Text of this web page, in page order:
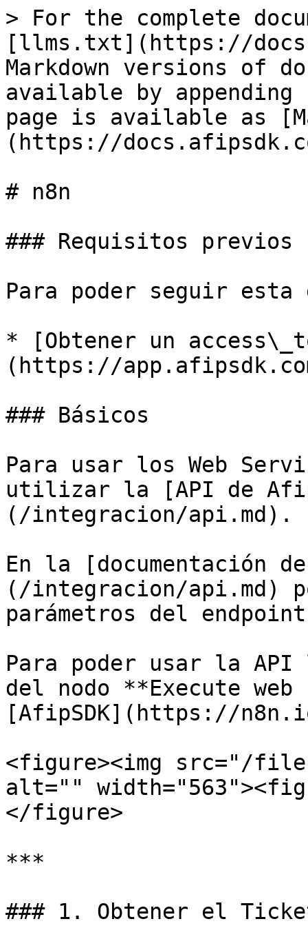
> For the complete
[llms.txt](https://
Markdown versions of
available by
page is available as
(https://
# n8n
### Requisitos previos
Para poder seguir
* [Obtener un
(https://
### Básicos
Para usar los Web
utilizar la [API de
(/integracion/api.md).
En la [documentación
(/integracion/api.md)
parámetros del
Para poder usar la
del nodo **Execute
[AfipSDK](https://
<figure><img src="/
alt=""
</figure>
***
### 1. Obtener el